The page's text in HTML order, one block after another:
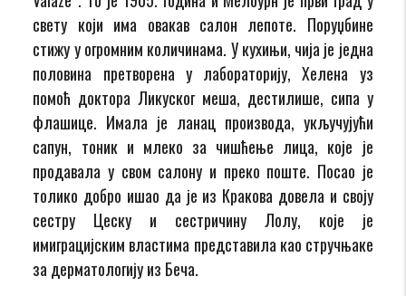
свету који има овакав салон лепоте. Поруџбине
стижу у огромним количинама. У кухињи, чија је једна
половина претворена у лабораторију, Хелена уз
помоћ доктора Ликуског меша, дестилише, сипа у
флашице. Имала је ланац производа, укључујући
сапун, тоник и млеко за чишћење лица, које је
продавала у свом салону и преко поште. Посао је
толико добро ишао да је из Кракова довела и своју
сестру Цеску и сестричину Лолу, које је
имиграцијским властима представила као стручњаке
за дерматологију из Беча.